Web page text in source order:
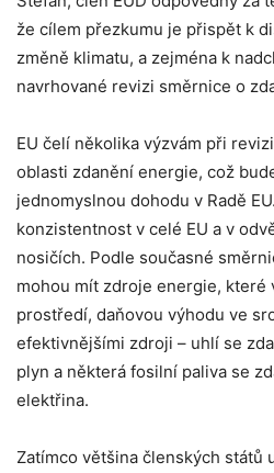
že cílem přezkumu je přispět k
změně klimatu, a zejména k
navrhované revizi směrnice o
EU čelí několika výzvám při
oblasti zdanění energie, což
jednomyslnou dohodu v Radě
konzistentnost v celé EU a v
nosičích. Podle současné
mohou mít zdroje energie,
prostředí, daňovou výhodu ve
efektivnějšími zdroji – uhlí se
plyn a některá fosilní paliva se
elektřina.
Zatímco většina členských států